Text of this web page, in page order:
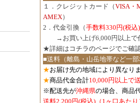
１．クレジットカード（VISA・
AMEX）
2．代金引換（手数料330円(税込)
→お買い上げ6,000円以上で
★詳細は コチラのページでご確
■送料（離島・山岳地帯など一
★お届け先の地域により異なり
★商品代金合計10,000円以上で
※配送先が沖縄県の場合、商品
送料2,200円(税込)（1ヶ口あたり